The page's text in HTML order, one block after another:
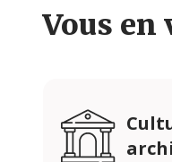
Vous en